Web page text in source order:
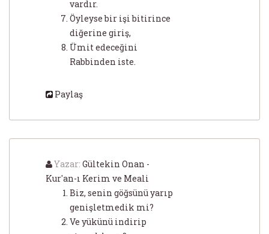
vardır.
Öyleyse bir işi bitirince
diğerine giriş,
Ümit edeceğini
Rabbinden iste.
Paylaş
Yazar: Gültekin Onan -
Kur'an-ı Kerim ve Meali
Biz, senin göğsünü yarıp
genişletmedik mi?
Ve yükünü indirip